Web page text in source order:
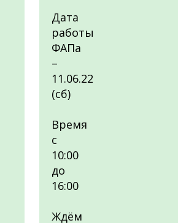
Дата
работы
ФАПа
–
11.06.22
(сб)
Время
с
10:00
до
16:00
Ждём